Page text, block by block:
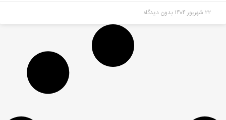
۲۲ شهریور ۱۴۰۴ بدون دیدگاه